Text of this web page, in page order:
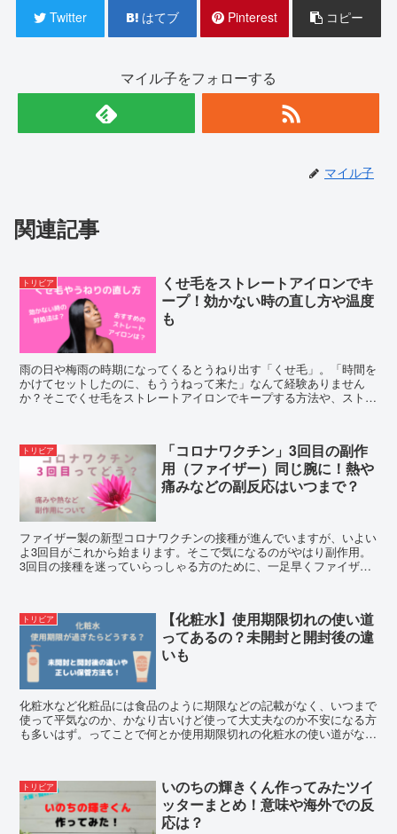
Twitter はてブ Pinterest コピー
マイル子をフォローする
マイル子
関連記事
トリビア
くせ毛をストレートアイロンでキ
ープ！効かない時の直し方や温度
も
雨の日や梅雨の時期になってくるとうねり出す「くせ毛」。「時間を
かけてセットしたのに、もううねって来た」なんて経験ありません
か？そこでくせ毛をストレートアイロンでキープする方法や、ストレ
トリビア
「コロナワクチン」3回目の副作
用（ファイザー）同じ腕に！熱や
痛みなどの副反応はいつまで？
ファイザー製の新型コロナワクチンの接種が進んでいますが、いよい
よ3回目がこれから始まります。そこで気になるのがやはり副作用。
3回目の接種を迷っていらっしゃる方のために、一足早くファイザー
トリビア
【化粧水】使用期限切れの使い道
ってあるの？未開封と開封後の違
いも
化粧水など化粧品には食品のように期限などの記載がなく、いつまで
使って平気なのか、かなり古いけど使って大丈夫なのか不安になる方
も多いはず。ってことで何とか使用期限切れの化粧水の使い道がない
トリビア
いのちの輝きくん作ってみたツイ
ッターまとめ！意味や海外での反
応は？